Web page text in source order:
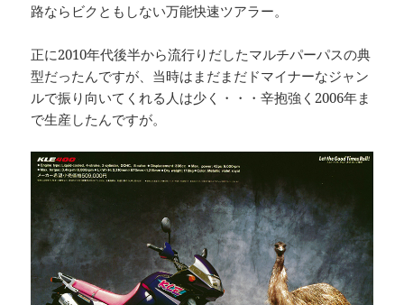
路ならビクともしない万能快速ツアラー。
正に2010年代後半から流行りだしたマルチパーパスの典
型だったんですが、当時はまだまだドマイナーなジャン
ルで振り向いてくれる人は少く・・・辛抱強く2006年ま
で生産したんですが。